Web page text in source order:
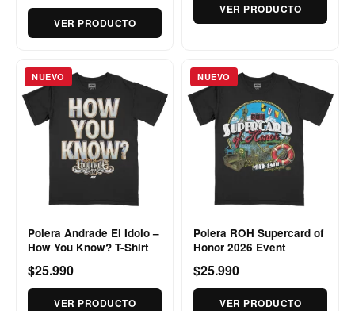
VER PRODUCTO
VER PRODUCTO
NUEVO
Polera Andrade El Idolo –
How You Know? T-Shirt
$25.990
VER PRODUCTO
NUEVO
Polera ROH Supercard of
Honor 2026 Event
$25.990
VER PRODUCTO